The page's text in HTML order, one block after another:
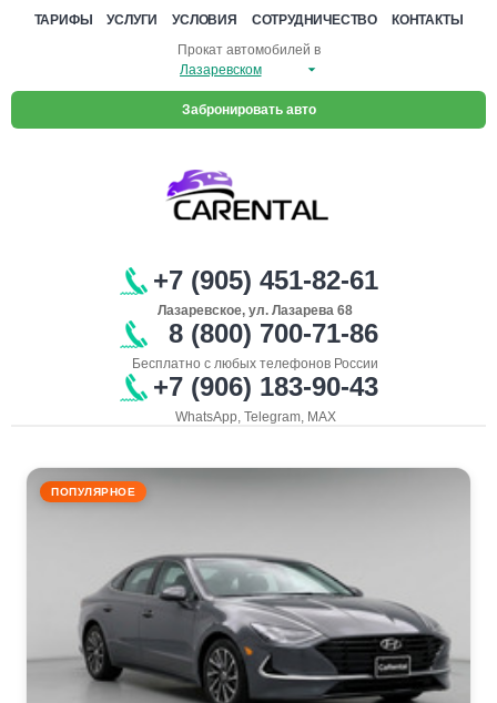
ТАРИФЫ УСЛУГИ УСЛОВИЯ СОТРУДНИЧЕСТВО
КОНТАКТЫ
Прокат автомобилей в
Забронировать авто
+7 (905) 451-82-61
Лазаревское, ул. Лазарева 68
8 (800) 700-71-86
Бесплатно с любых телефонов России
+7 (906) 183-90-43
WhatsApp, Telegram, MAX
ПОПУЛЯРНОЕ